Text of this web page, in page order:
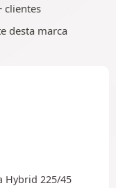
clientes
desta marca
Hybrid 225/45